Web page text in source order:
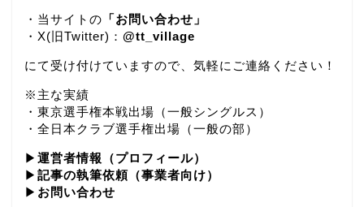
・当サイトの 「お問い合わせ」
・X(旧Twitter)： @tt_village
にて受け付けていますので、気軽にご連絡ください！
※主な実績
・東京選手権本戦出場（一般シングルス）
・全日本クラブ選手権出場（一般の部）
▶ 運営者情報（プロフィール）
▶ 記事の執筆依頼（事業者向け）
▶ お問い合わせ